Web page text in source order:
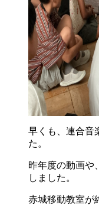
早くも、連合音
た。
昨年度の動画や
しました。
赤城移動教室が